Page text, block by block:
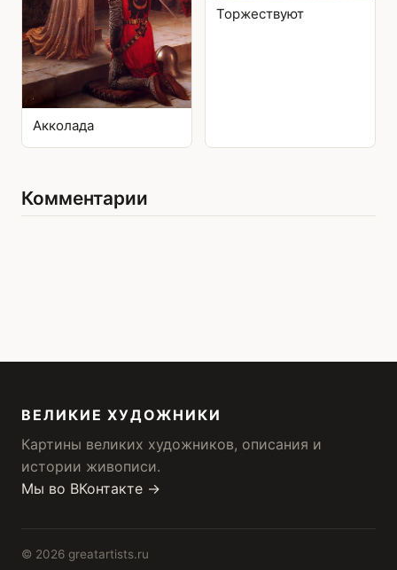
Акколада
Торжествуют
Комментарии
ВЕЛИКИЕ ХУДОЖНИКИ
Картины великих художников, описания и
истории живописи.
Мы во ВКонтакте →
© 2026 greatartists.ru